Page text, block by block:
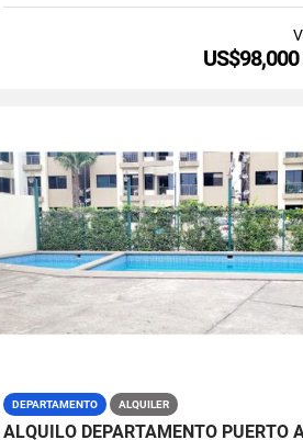
US$98,000
DEPARTAMENTO ALQUILER